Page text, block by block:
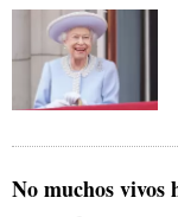
No muchos vivos